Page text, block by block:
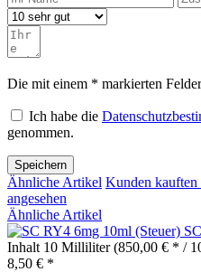
Die mit einem * markierten
Ich habe die
genommen.
Speichern
Ähnliche Artikel Kunden kauften
angesehen
Ähnliche Artikel
Inhalt 10 Milliliter(850,00 € * /
8,50 € *